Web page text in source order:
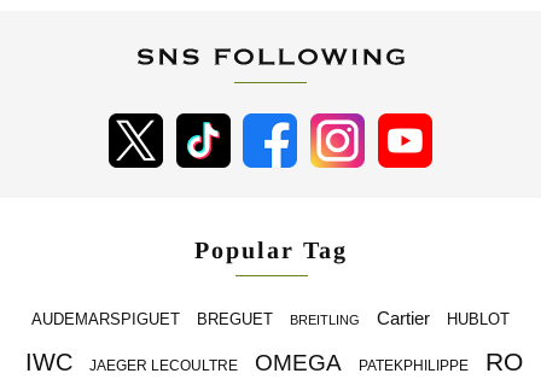
Popular Tag
AUDEMARSPIGUET BREGUET BREITLING Cartier HUBLOT
IWC JAEGER LECOULTRE OMEGA PATEKPHILIPPE
RO